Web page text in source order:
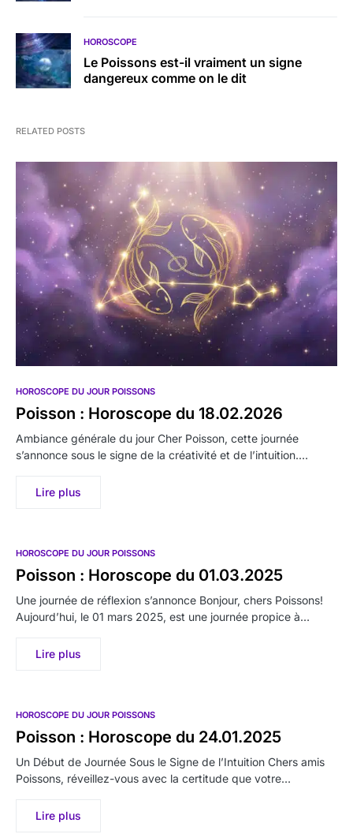
HOROSCOPE
Le Poissons est-il vraiment un signe
dangereux comme on le dit
RELATED POSTS
HOROSCOPE DU JOUR POISSONS
Poisson : Horoscope du 18.02.2026
Ambiance générale du jour Cher Poisson, cette journée
s’annonce sous le signe de la créativité et de l’intuition.…
Lire plus
HOROSCOPE DU JOUR POISSONS
Poisson : Horoscope du 01.03.2025
Une journée de réflexion s’annonce Bonjour, chers Poissons!
Aujourd’hui, le 01 mars 2025, est une journée propice à…
Lire plus
HOROSCOPE DU JOUR POISSONS
Poisson : Horoscope du 24.01.2025
Un Début de Journée Sous le Signe de l’Intuition Chers amis
Poissons, réveillez-vous avec la certitude que votre…
Lire plus